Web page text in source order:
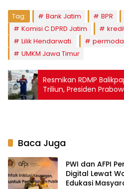
Tag: Bank Jatim BPR
Komisi C DPRD Jatim
Lilik Hendarwati.
UMKM Jawa Timur
Resmikan RDMP
Triliun, Presiden
Swasembada Energi
Baca Juga
PWI dan AFPI
Digital Lewat
Edukasi